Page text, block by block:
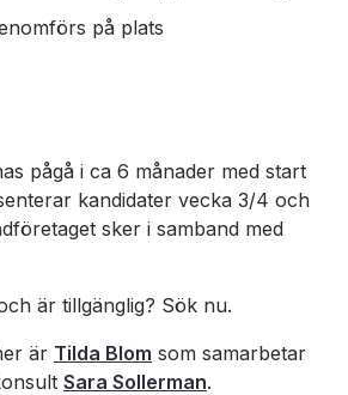
på plats
pågå i ca 6 månader med start
kandidater vecka 3/4 och
sker i samband med
är tillgänglig? Sök nu.
är Tilda Blom som samarbetar
Sara Sollerman.